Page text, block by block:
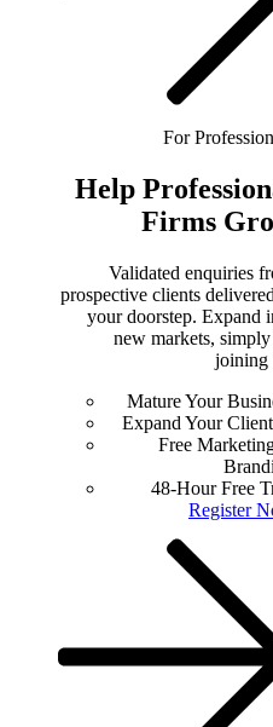
For
Help
Firms
Validated enquiries
prospective clients
your doorstep. Expand
new markets,
joining
Mature Your
Expand Your
Free
48-Hour Free
Register